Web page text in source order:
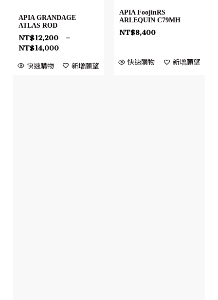
APIA GRANDAGE
ATLAS ROD
NT$12,200
–
NT$14,000
快速購物 新增願望
APIA FoojinRS
ARLEQUIN C79MH
NT$8,400
快速購物 新增願望